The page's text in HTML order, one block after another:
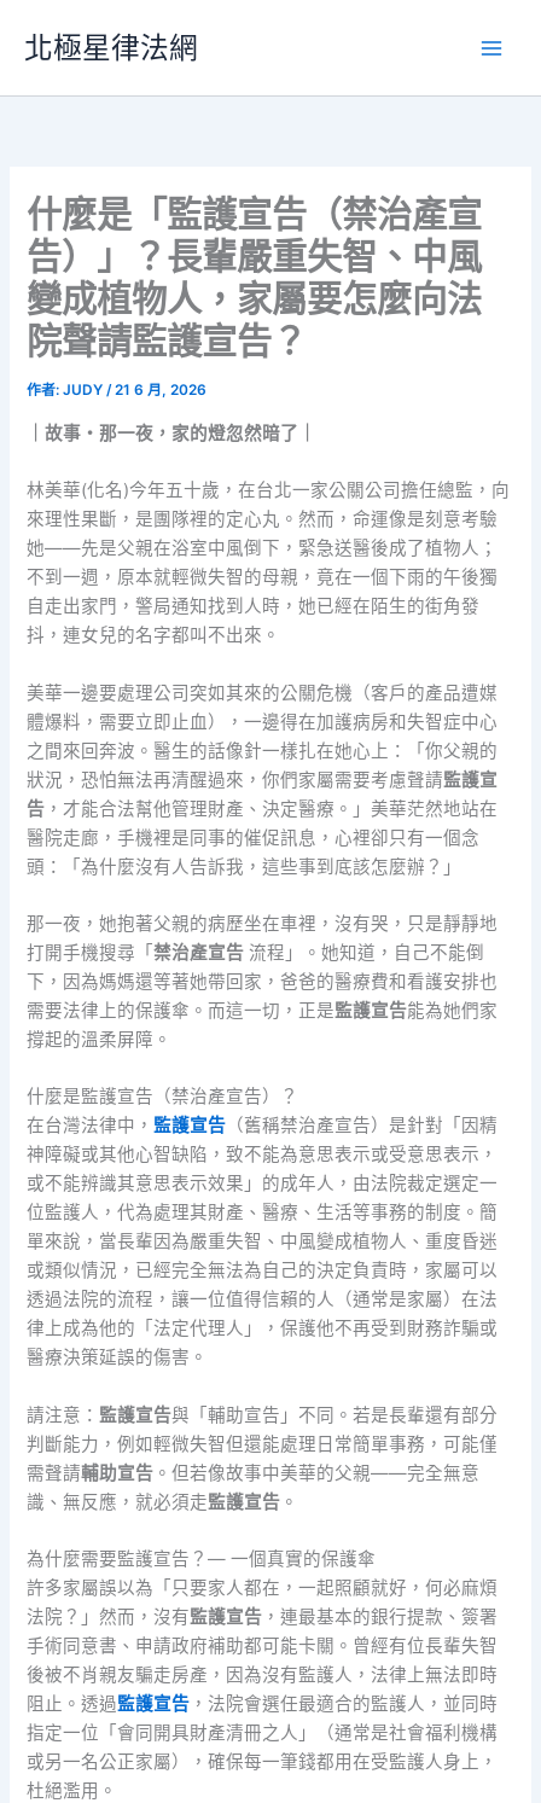
要
北極星律法網
什麼是「監護宣告（禁治產宣
告）」？長輩嚴重失智、中風
變成植物人，家屬要怎麼向法
院聲請監護宣告？
作者:JUDY/21 6 月, 2026
｜故事・那一夜，家的燈忽然暗了｜
林美華(化名)今年五十歲，在台北一家公關公司擔任總監，向
來理性果斷，是團隊裡的定心丸。然而，命運像是刻意考驗
她——先是父親在浴室中風倒下，緊急送醫後成了植物人；
不到一週，原本就輕微失智的母親，竟在一個下雨的午後獨
自走出家門，警局通知找到人時，她已經在陌生的街角發
抖，連女兒的名字都叫不出來。
美華一邊要處理公司突如其來的公關危機（客戶的產品遭媒
體爆料，需要立即止血），一邊得在加護病房和失智症中心
之間來回奔波。醫生的話像針一樣扎在她心上：「你父親的
狀況，恐怕無法再清醒過來，你們家屬需要考慮聲請監護宣
告 ，才能合法幫他管理財產、決定醫療。」美華茫然地站在
醫院走廊，手機裡是同事的催促訊息，心裡卻只有一個念
頭：「為什麼沒有人告訴我，這些事到底該怎麼辦？」
那一夜，她抱著父親的病歷坐在車裡，沒有哭，只是靜靜地
打開手機搜尋「禁治產宣告 流程」。她知道，自己不能倒
下，因為媽媽還等著她帶回家，爸爸的醫療費和看護安排也
需要法律上的保護傘。而這一切，正是監護宣告能為她們家
撐起的溫柔屏障。
什麼是監護宣告（禁治產宣告）？
在台灣法律中，監護宣告 （舊稱禁治產宣告）是針對「因精
神障礙或其他心智缺陷，致不能為意思表示或受意思表示，
或不能辨識其意思表示效果」的成年人，由法院裁定選定一
位監護人，代為處理其財產、醫療、生活等事務的制度。簡
單來說，當長輩因為嚴重失智、中風變成植物人、重度昏迷
或類似情況，已經完全無法為自己的決定負責時，家屬可以
透過法院的流程，讓一位值得信賴的人（通常是家屬）在法
律上成為他的「法定代理人」，保護他不再受到財務詐騙或
醫療決策延誤的傷害。
請注意： 監護宣告與「輔助宣告」不同。若是長輩還有部分
判斷能力，例如輕微失智但還能處理日常簡單事務，可能僅
需聲請輔助宣告 。但若像故事中美華的父親——完全無意
識、無反應，就必須走監護宣告 。
為什麼需要監護宣告？— 一個真實的保護傘
許多家屬誤以為「只要家人都在，一起照顧就好，何必麻煩
法院？」然而，沒有監護宣告 ，連最基本的銀行提款、簽署
手術同意書、申請政府補助都可能卡關。曾經有位長輩失智
後被不肖親友騙走房產，因為沒有監護人，法律上無法即時
阻止。透過監護宣告 ，法院會選任最適合的監護人，並同時
指定一位「會同開具財產清冊之人」（通常是社會福利機構
或另一名公正家屬），確保每一筆錢都用在受監護人身上，
杜絕濫用。